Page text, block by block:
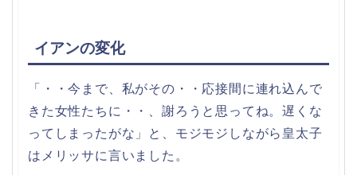
イアンの変化
「・・今まで、私がその・・応接間に連れ込んで
きた女性たちに・・、謝ろうと思ってね。遅くな
ってしまったがな」と、モジモジしながら皇太子
はメリッサに言いました。